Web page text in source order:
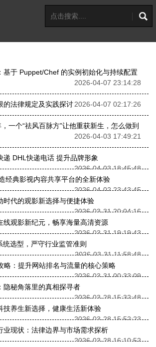
基于 Puppet/Chef 的实例初始化与持续配置
2026-04-07 23:14:28
的法律规定及实践探讨2026-04-07 02:17:26
一个“祛风百脉方”让他重获新生，怎么做到
2026-04-03 17:49:21
递 DHL快递电话 提升品牌形象
2026-04-03 18:45:48
经典影视内容共享平台的全新体验
2026-04-02 23:43:45
时代的观影新选择与便捷体验
2026-03-31 20:04:16
线观影新纪元，畅享海量高清资源
2026-03-31 19:19:43
选型，严守行业监管准则
2026-03-31 11:58:48
略：提升网站排名与流量的核心策略
2026-03-31 00:33:09
隐秘角落里的真相探寻者
2026-03-28 15:32:48
技养生新选择，健康生活新体验
2026-03-28 15:52:23
业现状：法律边界与市场需求探析
2026-03-28 16:10:52